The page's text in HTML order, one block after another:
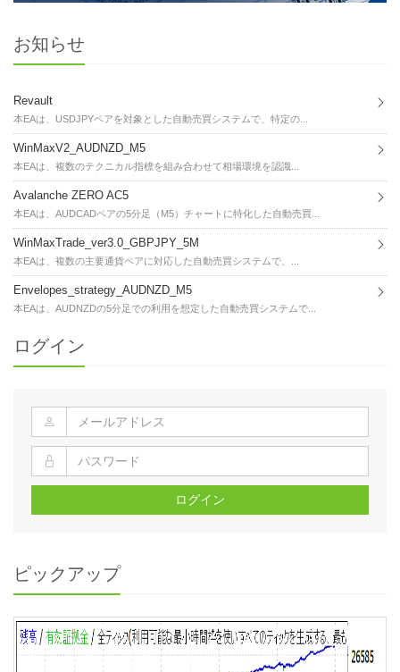
お知らせ
Revault
本EAは、USDJPYペアを対象とした自動売買システムで、特定の...
WinMaxV2_AUDNZD_M5
本EAは、複数のテクニカル指標を組み合わせて相場環境を認識...
Avalanche ZERO AC5
本EAは、AUDCADペアの5分足（M5）チャートに特化した自動売買...
WinMaxTrade_ver3.0_GBPJPY_5M
本EAは、複数の主要通貨ペアに対応した自動売買システムで、...
Envelopes_strategy_AUDNZD_M5
本EAは、AUDNZDの5分足での利用を想定した自動売買システムで...
ログイン
ログイン
ピックアップ